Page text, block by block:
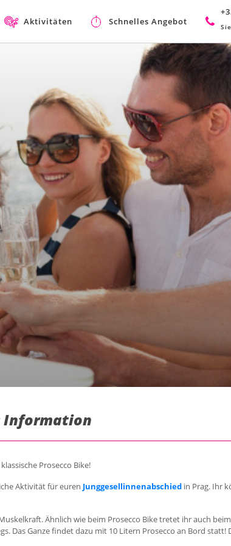
Aktivitäten Schnelles Angebot
Information
Prosecco Bike!
Aktivität für euren Junggesellinnenabschiedin Prag. Ihr
Ähnlich wie beim Prosecco Bike tretet ihr auch
Das Ganze findet dazu mit 10 Litern Prosecco an Bord